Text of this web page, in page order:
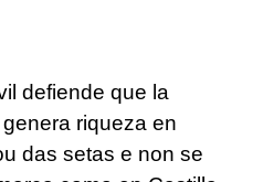
defiende que la
riqueza en
das setas e non se